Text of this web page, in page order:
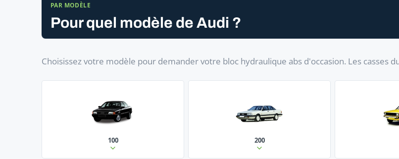
PAR MODÈLE
Pour quel modèle de Audi ?
Choisissez votre modèle pour demander votre bloc hydraulique abs d'occasion. Les casses
100 200